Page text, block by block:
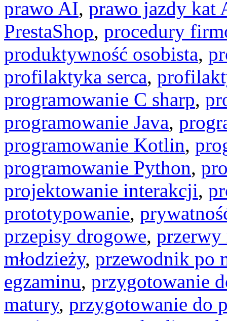
prawo AI, prawo jazdy kat
PrestaShop, procedury
produktywność osobista,
profilaktyka serca,
programowanie C sharp,
programowanie Java,
programowanie Kotlin,
programowanie Python,
projektowanie interakcji,
prototypowanie,
przepisy drogowe, przerwy
młodzieży, przewodnik po
egzaminu, przygotowanie
matury, przygotowanie do